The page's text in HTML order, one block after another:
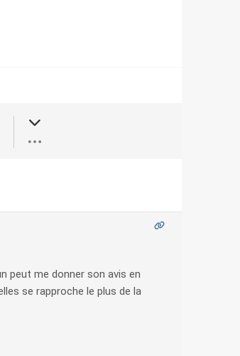
peut me donner son avis en
se rapproche le plus de la